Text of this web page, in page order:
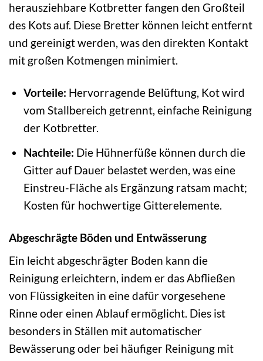
herausziehbare Kotbretter fangen den Großteil
des Kots auf. Diese Bretter können leicht entfernt
und gereinigt werden, was den direkten Kontakt
mit großen Kotmengen minimiert.
Vorteile: Hervorragende Belüftung, Kot wird
vom Stallbereich getrennt, einfache Reinigung
der Kotbretter.
Nachteile: Die Hühnerfüße können durch die
Gitter auf Dauer belastet werden, was eine
Einstreu-Fläche als Ergänzung ratsam macht;
Kosten für hochwertige Gitterelemente.
Abgeschrägte Böden und Entwässerung
Ein leicht abgeschrägter Boden kann die
Reinigung erleichtern, indem er das Abfließen
von Flüssigkeiten in eine dafür vorgesehene
Rinne oder einen Ablauf ermöglicht. Dies ist
besonders in Ställen mit automatischer
Bewässerung oder bei häufiger Reinigung mit